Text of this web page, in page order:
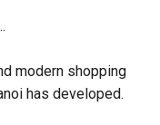
modern shopping
has developed.